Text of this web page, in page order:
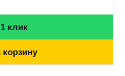
клик